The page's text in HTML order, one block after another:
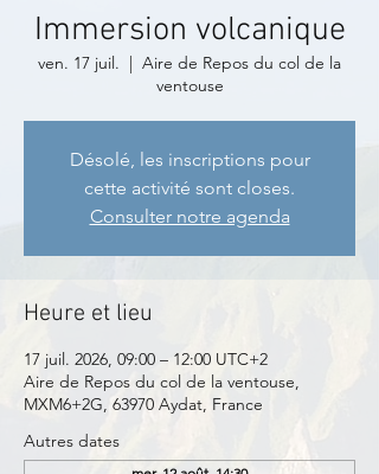
Immersion volcanique
ven. 17 juil.
  |
Aire de Repos du col de la
ventouse
Désolé, les inscriptions pour
cette activité sont closes.
Consulter notre agenda
Heure et lieu
17 juil. 2026, 09:00 – 12:00 UTC+2
Aire de Repos du col de la ventouse,
MXM6+2G, 63970 Aydat, France
Autres dates